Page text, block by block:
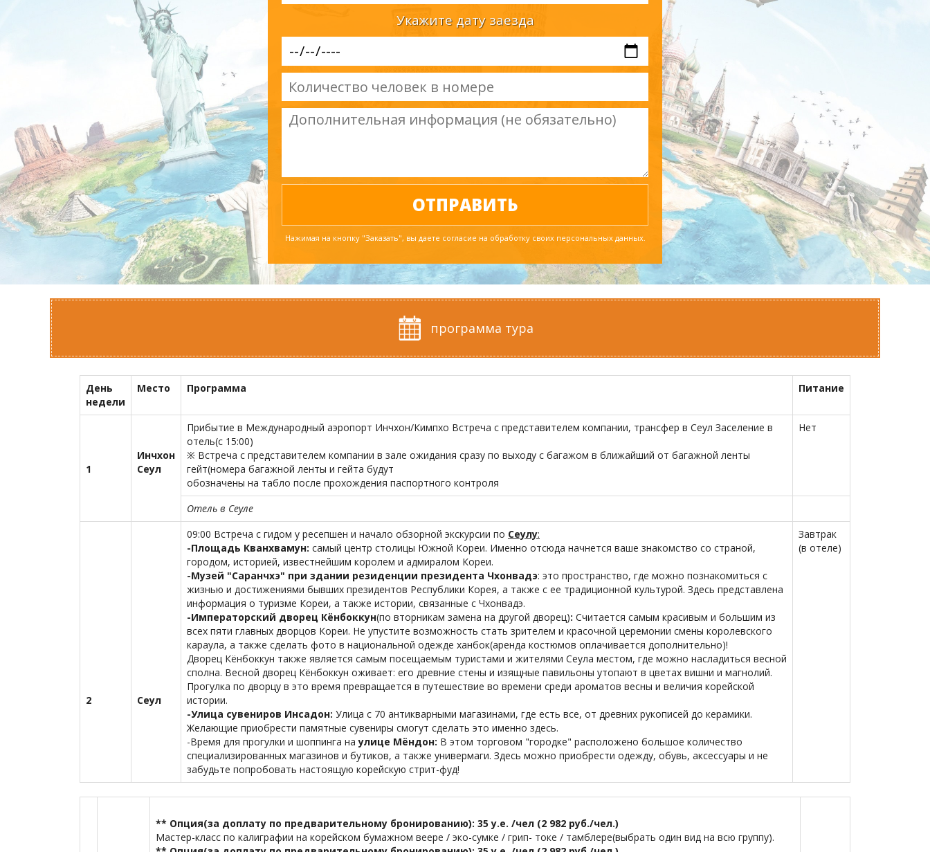
Укажите дату заезда
Нажимая на кнопку "Заказать", вы даете согласие на обработку своих персональных данных.
программа тура
День
недели
Место Программа Питание
1
Инчхон
Сеул
Прибытие в Международный аэропорт Инчхон/Кимпхо Встреча с представителем компании, трансфер в Сеул Заселение в
отель(с 15:00)
※ Встреча с представителем компании в зале ожидания сразу по выходу с багажом в ближайший от багажной ленты
гейт(номера багажной ленты и гейта будут
обозначены на табло после прохождения паспортного контроля
Нет
Отель в Сеуле
2 Сеул
09:00 Встреча с гидом у ресепшен и начало обзорной экскурсии по Сеулу:
-Площадь Кванхвамун: самый центр столицы Южной Кореи. Именно отсюда начнется ваше знакомство со страной,
городом, историей, известнейшим королем и адмиралом Кореи.
-Музей "Саранчхэ" при здании резиденции президента Чхонвадэ: это пространство, где можно познакомиться с
жизнью и достижениями бывших президентов Республики Корея, а также с ее традиционной культурой. Здесь представлена
информация о туризме Кореи, а также истории, связанные с Чхонвадэ.
-Императорский дворец Кёнбоккун(по вторникам замена на другой дворец): Считается самым красивым и большим из
всех пяти главных дворцов Кореи. Не упустите возможность стать зрителем и красочной церемонии смены королевского
караула, а также сделать фото в национальной одежде ханбок(аренда костюмов оплачивается дополнительно)!
Дворец Кёнбоккун также является самым посещаемым туристами и жителями Сеула местом, где можно насладиться весной
сполна. Весной дворец Кёнбоккун оживает: его древние стены и изящные павильоны утопают в цветах вишни и магнолий.
Прогулка по дворцу в это время превращается в путешествие во времени среди ароматов весны и величия корейской
истории.
-Улица сувениров Инсадон: Улица с 70 антикварными магазинами, где есть все, от древних рукописей до керамики.
Желающие приобрести памятные сувениры смогут сделать это именно здесь.
-Время для прогулки и шоппинга наулице Мёндон: В этом торговом "городке" расположено большое количество
специализированных магазинов и бутиков, а также универмаги. Здесь можно приобрести одежду, обувь, аксессуары и не
забудьте попробовать настоящую корейскую стрит-фуд!
Завтрак
(в отеле)
** Опция(за доплату по предварительному бронированию): 35 у.е. /чел (2 982 руб./чел.)
Мастер-класс по калиграфии на корейском бумажном веере / эко-сумке / грип- токе / тамблере(выбрать один вид на всю группу).